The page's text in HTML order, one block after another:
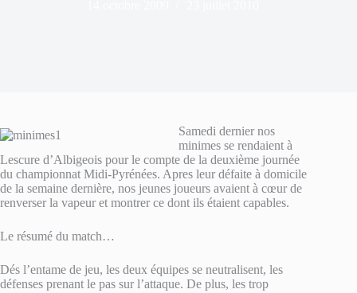
Samedi dernier nos
minimes se rendaient à
Lescure d’Albigeois pour le compte de la deuxième journée
du championnat Midi-Pyrénées. Apres leur défaite à domicile
de la semaine dernière, nos jeunes joueurs avaient à cœur de
renverser la vapeur et montrer ce dont ils étaient capables.
Le résumé du match…
Dés l’entame de jeu, les deux équipes se neutralisent, les
défenses prenant le pas sur l’attaque. De plus, les trop